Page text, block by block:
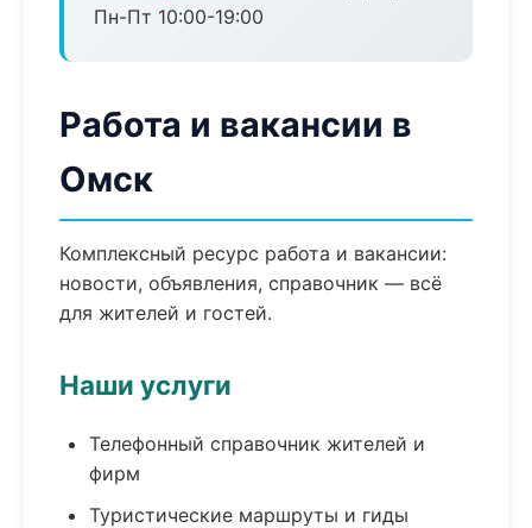
Пн-Пт 10:00-19:00
Работа и вакансии в
Омск
Комплексный ресурс работа и вакансии:
новости, объявления, справочник — всё
для жителей и гостей.
Наши услуги
Телефонный справочник жителей и
фирм
Туристические маршруты и гиды